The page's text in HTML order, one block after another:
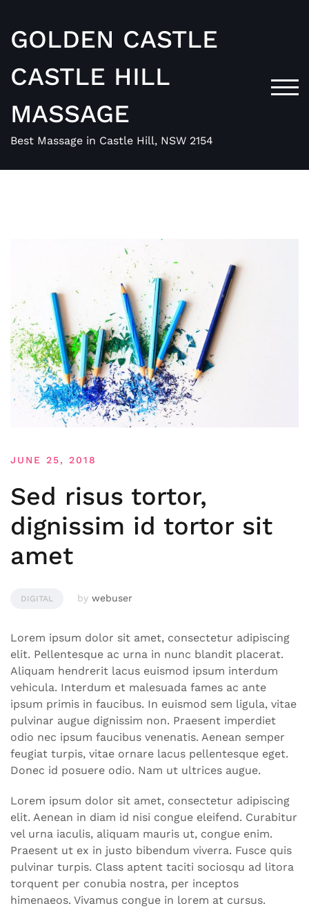
content
GOLDEN CASTLE
CASTLE HILL
MASSAGE
Best Massage in Castle Hill, NSW 2154
JUNE 25, 2018
Sed risus tortor,
dignissim id tortor sit
amet
DIGITAL by webuser
Lorem ipsum dolor sit amet, consectetur adipiscing
elit. Pellentesque ac urna in nunc blandit placerat.
Aliquam hendrerit lacus euismod ipsum interdum
vehicula. Interdum et malesuada fames ac ante
ipsum primis in faucibus. In euismod sem ligula, vitae
pulvinar augue dignissim non. Praesent imperdiet
odio nec ipsum faucibus venenatis. Aenean semper
feugiat turpis, vitae ornare lacus pellentesque eget.
Donec id posuere odio. Nam ut ultrices augue.
Lorem ipsum dolor sit amet, consectetur adipiscing
elit. Aenean in diam id nisi congue eleifend. Curabitur
vel urna iaculis, aliquam mauris ut, congue enim.
Praesent ut ex in justo bibendum viverra. Fusce quis
pulvinar turpis. Class aptent taciti sociosqu ad litora
torquent per conubia nostra, per inceptos
himenaeos. Vivamus congue in lorem at cursus.